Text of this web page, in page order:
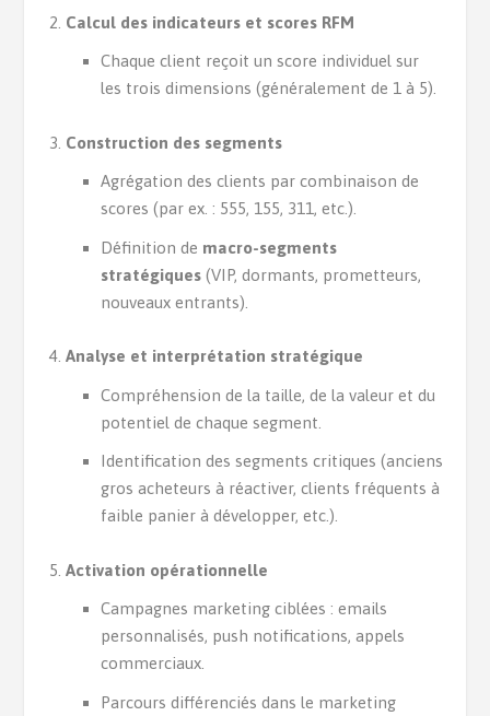
Calcul des indicateurs et scores RFM
Chaque client reçoit un score individuel sur
les trois dimensions (généralement de 1 à 5).
Construction des segments
Agrégation des clients par combinaison de
scores (par ex. : 555, 155, 311, etc.).
Définition de macro-segments
stratégiques(VIP, dormants, prometteurs,
nouveaux entrants).
Analyse et interprétation stratégique
Compréhension de la taille, de la valeur et du
potentiel de chaque segment.
Identification des segments critiques (anciens
gros acheteurs à réactiver, clients fréquents à
faible panier à développer, etc.).
Activation opérationnelle
Campagnes marketing ciblées : emails
personnalisés, push notifications, appels
commerciaux.
Parcours différenciés dans le marketing